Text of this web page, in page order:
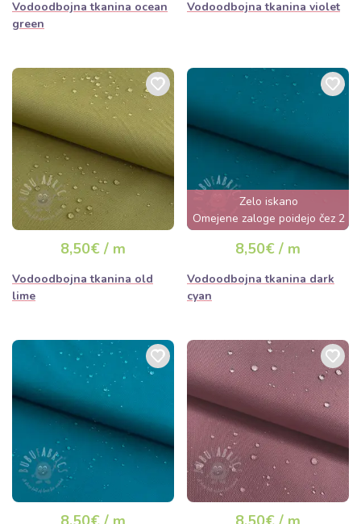
Vodoodbojna tkanina ocean
green
Vodoodbojna tkanina violet
8,50€ / m
Vodoodbojna tkanina old
lime
Zelo iskano
Omejene zaloge poidejo čez 2
dni
8,50€ / m
Vodoodbojna tkanina dark
cyan